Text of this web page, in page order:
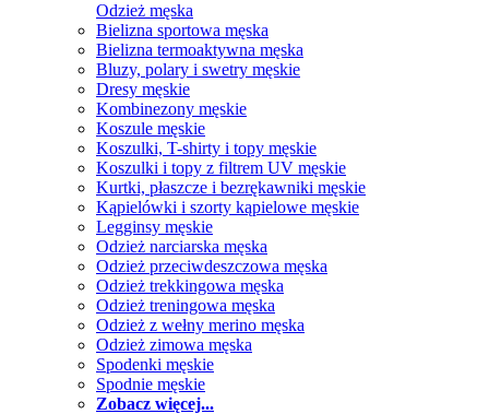
Odzież męska
Bielizna sportowa męska
Bielizna termoaktywna męska
Bluzy, polary i swetry męskie
Dresy męskie
Kombinezony męskie
Koszule męskie
Koszulki, T-shirty i topy męskie
Koszulki i topy z filtrem UV męskie
Kurtki, płaszcze i bezrękawniki męskie
Kąpielówki i szorty kąpielowe męskie
Legginsy męskie
Odzież narciarska męska
Odzież przeciwdeszczowa męska
Odzież trekkingowa męska
Odzież treningowa męska
Odzież z wełny merino męska
Odzież zimowa męska
Spodenki męskie
Spodnie męskie
Zobacz więcej...